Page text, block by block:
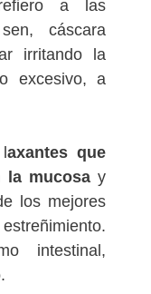
a las
cáscara
irritando la
excesivo, a
axantes que
la mucosa y
los mejores
intestinal,